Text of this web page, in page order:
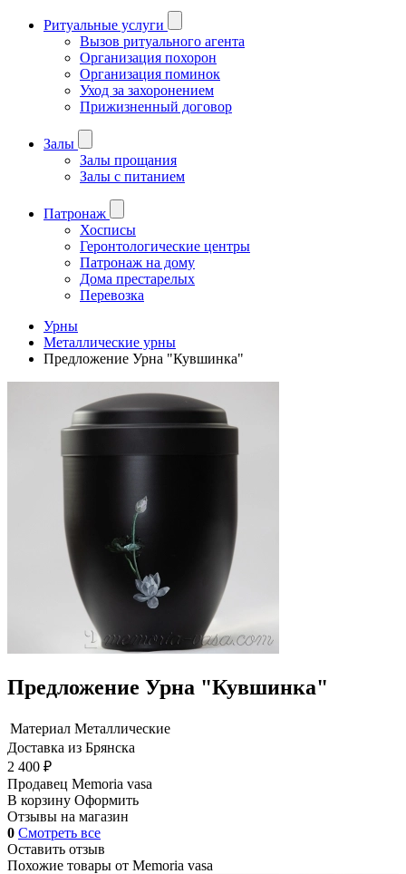
Ритуальные услуги
Вызов ритуального агента
Организация похорон
Организация поминок
Уход за захоронением
Прижизненный договор
Залы
Залы прощания
Залы с питанием
Патронаж
Хосписы
Геронтологические центры
Патронаж на дому
Дома престарелых
Перевозка
Урны
Металлические урны
Предложение Урна "Кувшинка"
Предложение Урна "Кувшинка"
Материал Металлические
Доставка из Брянска
2 400 ₽
Продавец Memoria vasa
В корзину Оформить
Отзывы на магазин
0 Смотреть все
Оставить отзыв
Похожие товары от Memoria vasa